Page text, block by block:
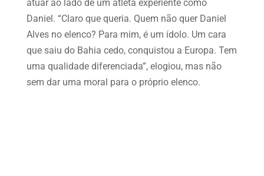
atuar ao lado de um atleta experiente como
Daniel. “Claro que queria. Quem não quer Daniel
Alves no elenco? Para mim, é um ídolo. Um cara
que saiu do Bahia cedo, conquistou a Europa. Tem
uma qualidade diferenciada”, elogiou, mas não
sem dar uma moral para o próprio elenco.